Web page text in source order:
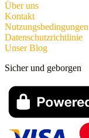
Über uns
Kontakt
Nutzungsbedingungen
Datenschutzrichtlinie
Unser Blog
Sicher und geborgen